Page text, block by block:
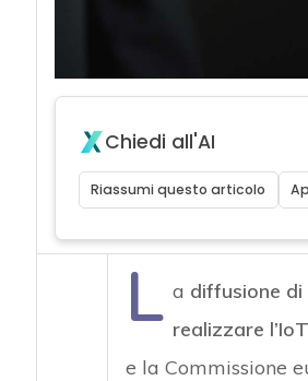
Chiedi all'AI
Riassumi questo articolo
L a diffusione
realizzare l’IoT
e la Commissione